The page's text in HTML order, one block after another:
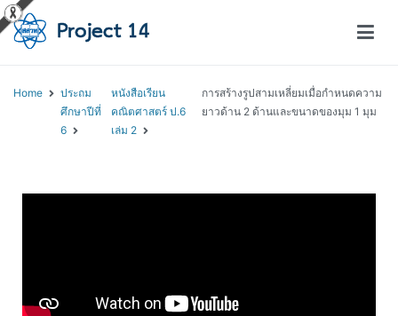
Home
ประถม
ศึกษาปีที่
6
หนังสือเรียน
คณิตศาสตร์ ป.6
เล่ม 2
การสร้างรูปสามเหลี่ยมเมื่อกำหนดความ
ยาวด้าน 2 ด้านและขนาดของมุม 1 มุม